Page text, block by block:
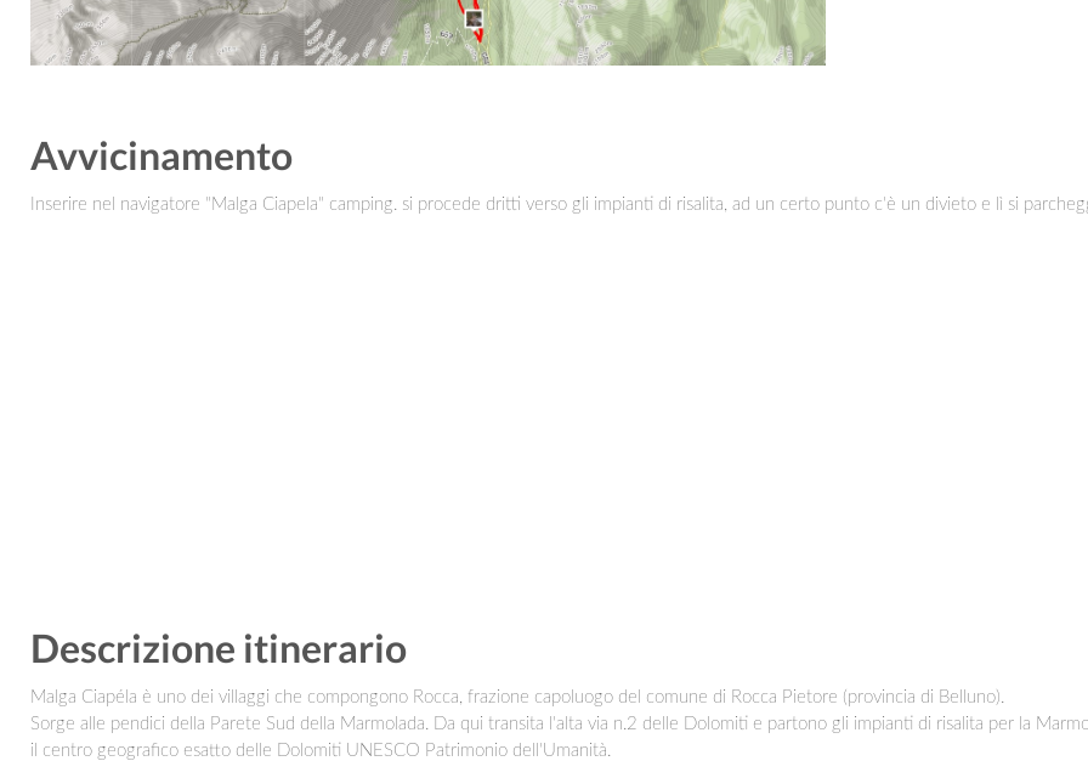
Avvicinamento
Inserire nel navigatore "Malga Ciapela" camping. si procede dritti verso gli impianti di risalita, ad un certo punto c'è un divieto e lì si
Descrizione itinerario
Malga Ciapéla è uno dei villaggi che compongono Rocca, frazione capoluogo del comune di Rocca Pietore (provincia di Belluno).
Sorge alle pendici della Parete Sud della Marmolada. Da qui transita l'alta via n.2 delle Dolomiti e partono gli impianti di risalita per la
il centro geografico esatto delle Dolomiti UNESCO Patrimonio dell'Umanità.